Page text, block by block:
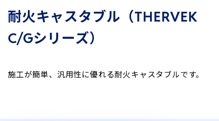
耐火キャスタブル（THERVEK
C/Gシリーズ）
施工が簡単、汎用性に優れる耐火キャスタブルです。